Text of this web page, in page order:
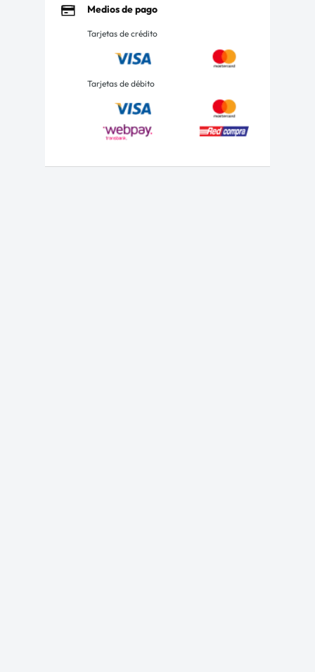
Medios de pago
Tarjetas de crédito
Tarjetas de débito